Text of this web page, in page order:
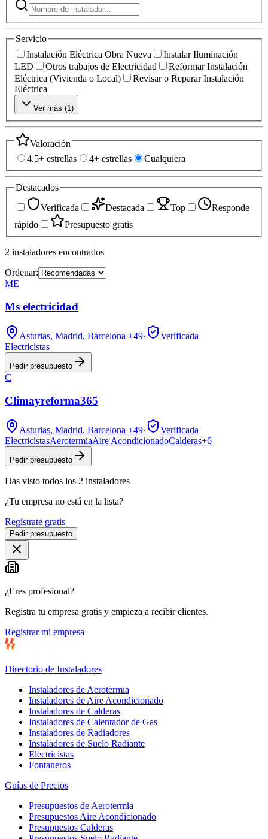
Servicio
Instalación Eléctrica Obra Nueva
Instalar Iluminación
LED
Otros trabajos de Electricidad
Reformar Instalación
Eléctrica (Vivienda o Local)
Revisar o Reparar Instalación
Eléctrica
Ver más (1)
Valoración
4.5+ estrellas
4+ estrellas Cualquiera
Destacados
Verificada
Destacada Top
Responde
rápido
Presupuesto gratis
2 instaladores encontrados
Ordenar:
ME
Ms electricidad
Asturias, Madrid, Barcelona +49·
Verificada
Electricistas
Pedir presupuesto
C
Climayreforma365
Asturias, Madrid, Barcelona +49·
Verificada
ElectricistasAerotermiaAire AcondicionadoCalderas+6
Pedir presupuesto
Has visto todos los 2 instaladores
¿Tu empresa no está en la lista?
Regístrate gratis
Pedir presupuesto
¿Eres profesional?
Registra tu empresa gratis y empieza a recibir clientes.
Registrar mi empresa
Directorio de Instaladores
Instaladores de Aerotermia
Instaladores de Aire Acondicionado
Instaladores de Calderas
Instaladores de Calentador de Gas
Instaladores de Radiadores
Instaladores de Suelo Radiante
Electricistas
Fontaneros
Guías de Precios
Presupuestos de Aerotermia
Presupuestos Aire Acondicionado
Presupuestos Calderas